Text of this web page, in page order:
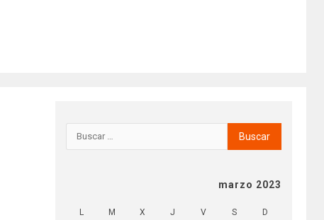
marzo 2023
L M X J V S D